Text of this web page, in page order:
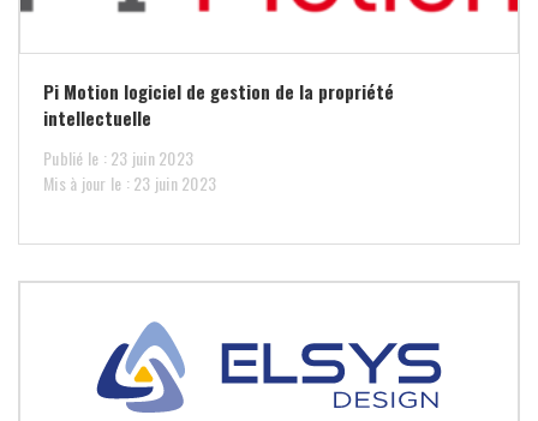
Pi Motion logiciel de gestion de la propriété
intellectuelle
Publié le : 23 juin 2023
Mis à jour le : 23 juin 2023